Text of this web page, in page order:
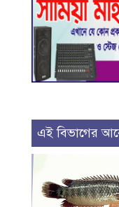
এই বিভাগের